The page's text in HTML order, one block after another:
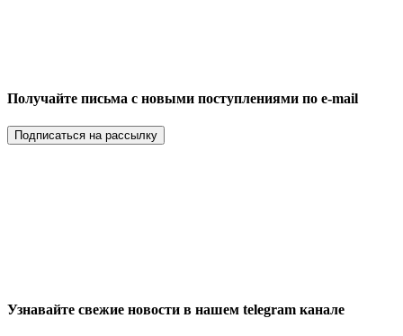
Получайте письма с новыми поступлениями по e-mail
Подписаться на рассылку
Узнавайте свежие новости в нашем telegram канале